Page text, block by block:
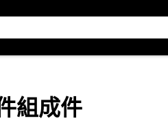
組成件